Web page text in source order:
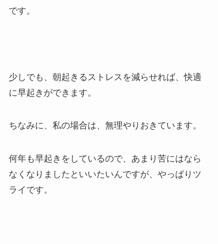
です。
少しでも、朝起きるストレスを減らせれば、快適
に早起きができます。
ちなみに、私の場合は、無理やりおきています。
何年も早起きをしているので、あまり苦にはなら
なくなりましたといいたいんですが、やっぱりツ
ライです。